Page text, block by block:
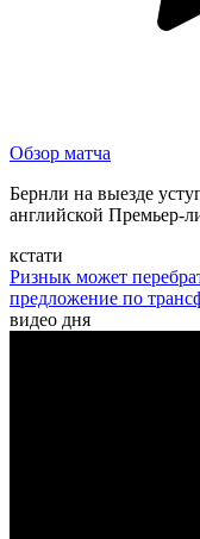
Обзор матча
Бернли на выезде
английской Премьер-
кстати
Ризнык может
предложение по
видео дня